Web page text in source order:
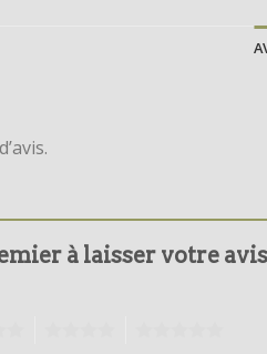
à laisser votre